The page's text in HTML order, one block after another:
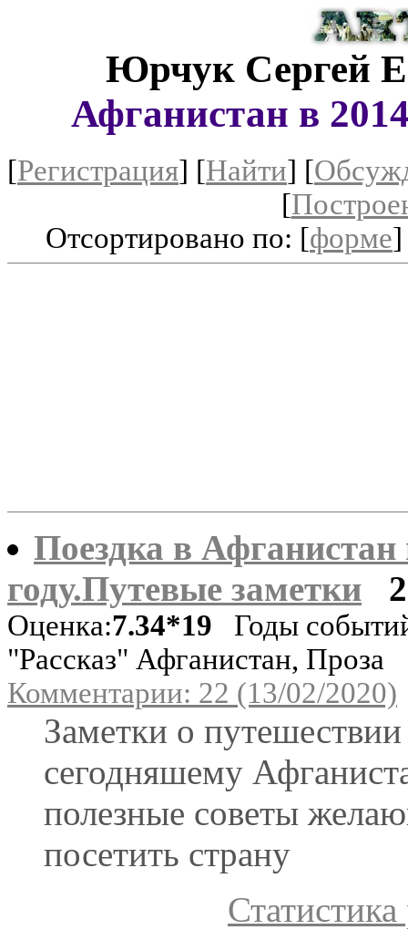
Юрчук Сергей
Афганистан в
[Регистрация] [Найти] [
[
Отсортировано по: [форме
Поездка в Афганистан
году.Путевые заметки
Оценка:7.34*19 Годы
"Рассказ" Афганистан, Проза
Комментарии: 22 (13/02/2020)
Заметки о
сегодняшему
полезные советы
посетить страну
Статистика